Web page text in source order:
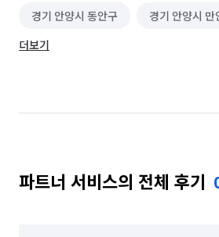
경기 안양시 동안구 경기 안양시 만
경기 화성시
서울 강북구 서울 강서구 서
서울 서초구 서울 성동구 서
더보기
파트너 서비스의 전체 후기